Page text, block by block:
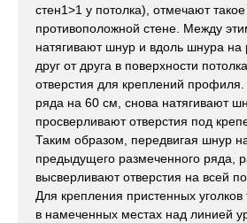
стен1>1 у потолка), отмечают
противоположной стене. Между
натягивают шнур и вдоль шнура на
друг от друга в поверхности
отверстия для креплений профиля.
ряда на 60 см, снова натягивают
просверливают отверстия под
Таким образом, передвигая шнур
предыдущего размеченного ряда,
высверливают отверстия на всей
Для крепления пристенных
в намеченных местах над линией